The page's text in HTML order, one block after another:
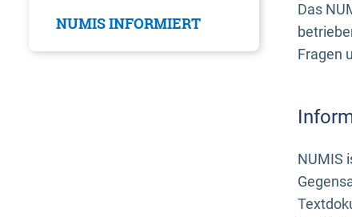
NUMIS INFORMIERT
Das
Fragen
NUMIS